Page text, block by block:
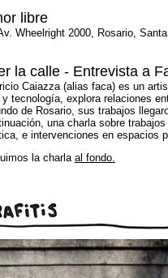
libre
Wheelright 2000, Rosario,
la calle - Entrevista a
Caiazza (alias faca) es un
y tecnología, explora relaciones
de Rosario, sus trabajos
una charla sobre
e intervenciones en espacios
la charla al fondo.